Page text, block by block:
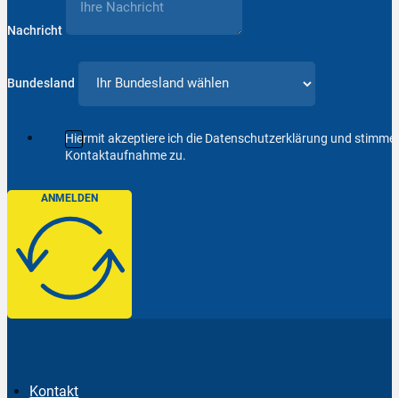
Nachricht
Bundesland
Hiermit akzeptiere ich die Datenschutzerklärung und
Kontaktaufnahme zu.
ANMELDEN
Kontakt